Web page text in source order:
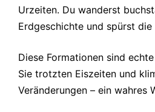
Urzeiten. Du wanderst
Erdgeschichte und spürst
Diese Formationen sind
Sie trotzten Eiszeiten und
Veränderungen – ein wahres